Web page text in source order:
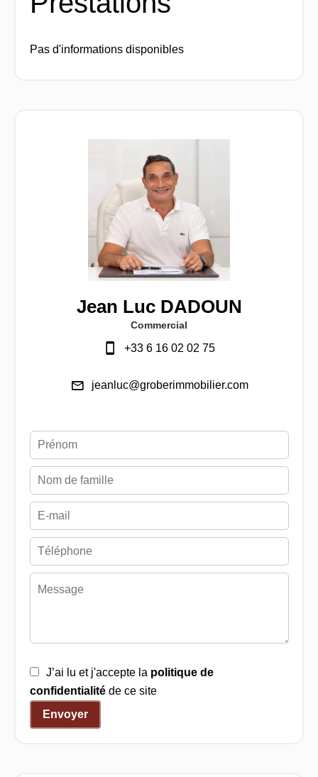
Pas d'informations disponibles
Jean Luc DADOUN
Commercial
+33 6 16 02 02 75
jeanluc@groberimmobilier.com
J’ai lu et j'accepte la politique de
confidentialitéde ce site
Envoyer